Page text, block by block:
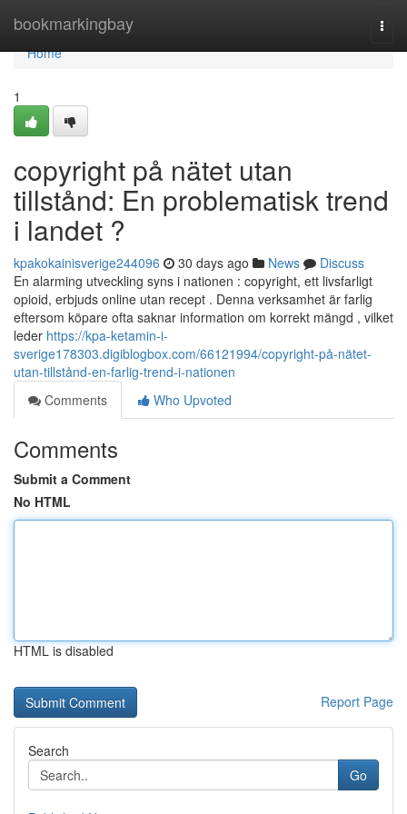
bookmarkingbay
Home
Home
1
copyright på nätet utan
tillstånd: En problematisk trend
i landet ?
kpakokainisverige244096 30 days ago News
Discuss
En alarming utveckling syns i nationen : copyright, ett livsfarligt
opioid, erbjuds online utan recept . Denna verksamhet är farlig
eftersom köpare ofta saknar information om korrekt mängd , vilket
leder https://kpa-ketamin-i-
sverige178303.digiblogbox.com/66121994/copyright-på-nätet-
utan-tillstånd-en-farlig-trend-i-nationen
Comments
Who Upvoted
Comments
Submit a Comment
No HTML
HTML is disabled
Report Page
Search
Go